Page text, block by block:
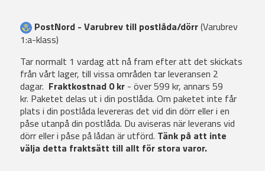
PostNord - Varubrev till postlåda/dörr(Varubrev
1:a-klass)
Tar normalt 1 vardag att nå fram efter att det skickats
från vårt lager, till vissa områden tar leveransen 2
dagar. Fraktkostnad 0 kr - över 599 kr, annars 59
kr. Paketet delas ut i din postlåda. Om paketet inte får
plats i din postlåda levereras det vid din dörr eller i en
påse utanpå din postlåda. Du aviseras när leverans vid
dörr eller i påse på lådan är utförd. Tänk på att inte
välja detta fraktsätt till allt för stora varor.